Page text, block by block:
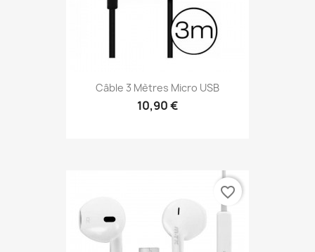
Câble 3 Mètres Micro USB
10,90 €
favorite_border